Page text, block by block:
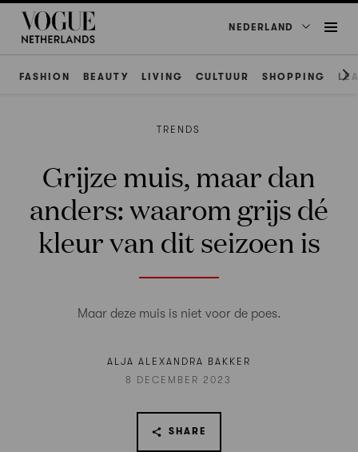
NEDERLAND
FASHION BEAUTY LIVING CULTUUR SHOPPING
TRENDS
Grijze muis, maar dan
anders: waarom grijs dé
kleur van dit seizoen is
Maar deze muis is niet voor de poes.
ALJA ALEXANDRA BAKKER
8 DECEMBER 2023
SHARE